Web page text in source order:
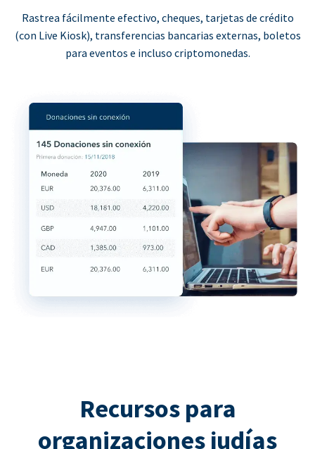
Rastrea fácilmente efectivo, cheques, tarjetas de crédito
(con Live Kiosk), transferencias bancarias externas, boletos
para eventos e incluso criptomonedas.
Recursos para
organizaciones judías